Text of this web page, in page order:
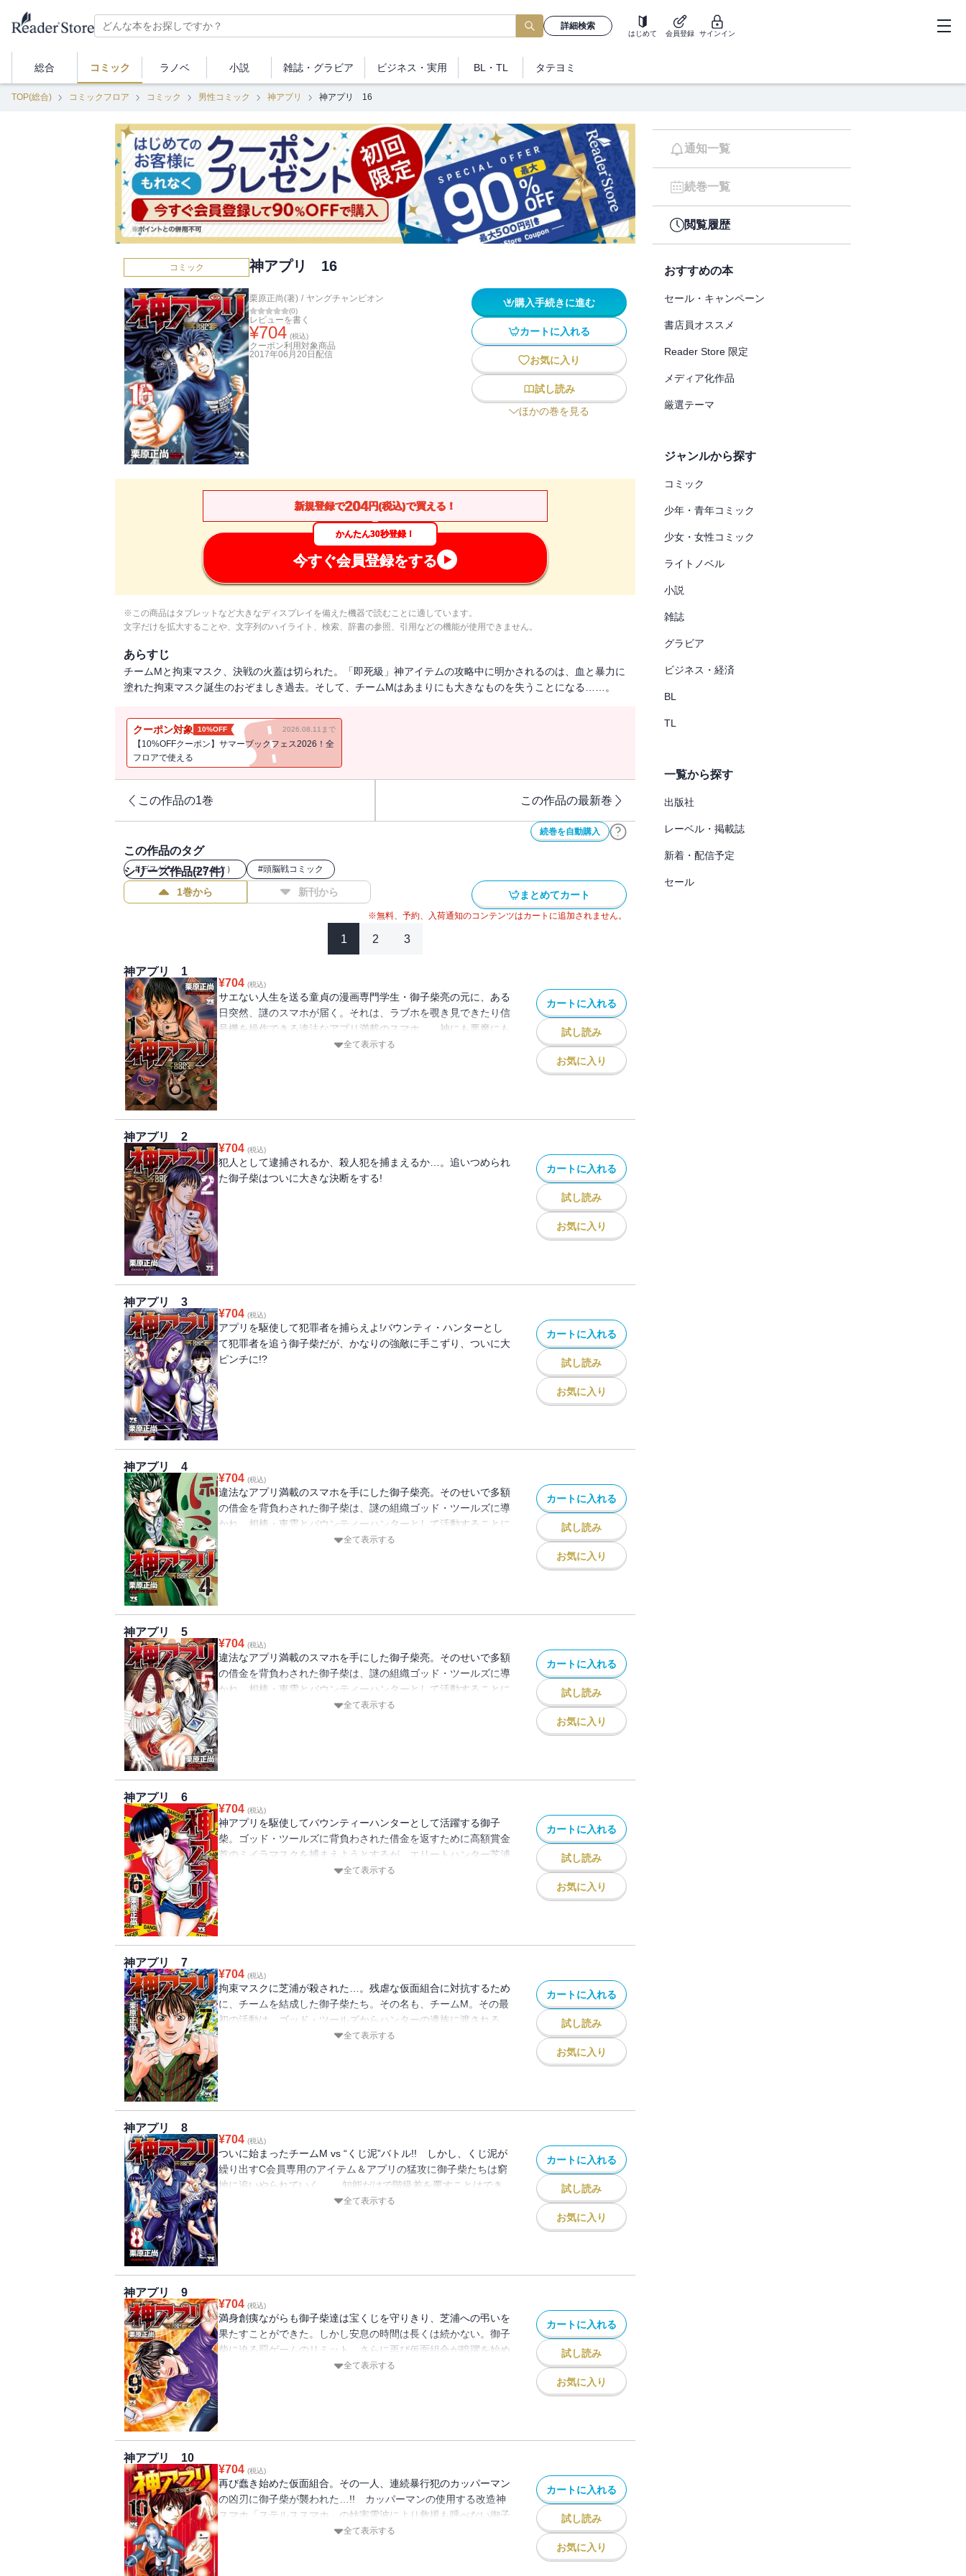
詳細検索
はじめて 会員登録 サインイン
総合 コミック ラノベ 小説 雑誌・ グラビア ビジネス ・実用 BL・TL タテヨミ
TOP(総合) コミックフロア コミック 男性コミック 神アプリ 神アプリ 16
コミック 神アプリ 16
栗原正尚(著) / ヤングチャンピオン
(0)
レビューを書く
¥704 (税込)
クーポン利用対象商品
2017年06月20日 配信
購入手続きに進む
カートに入れる
お気に入り
試し読み
ほかの巻を見る
新規登録で204円(税込)で買える！
かんたん30秒登録！
今すぐ会員登録をする
※この商品はタブレットなど大きなディスプレイを備えた機器で読むことに適しています。
文字だけを拡大することや、文字列のハイライト、検索、辞書の参照、引用などの機能が使用できません。
あらすじ
チームMと拘束マスク、決戦の火蓋は切られた。「即死級」神アイテムの攻略中に明かされるのは、血と暴力に
塗れた拘束マスク誕生のおぞましき過去。そして、チームMはあまりにも大きなものを失うことになる……。
クーポン対象 10%OFF 2026.08.11まで
【10%OFFクーポン】サマーブックフェス2026！全
フロアで使える
この作品の1巻 この作品の最新巻
続巻を自動購入
この作品のタグ
#デスゲーム（コミック） #頭脳戦コミック
シリーズ作品(27件)
1巻から 新刊から まとめてカート
※無料、予約、入荷通知のコンテンツはカートに追加されません。
1 2 3
神アプリ 1
¥704 (税込)
サエない人生を送る童貞の漫画専門学生・御子柴亮の元に、ある
日突然、謎のスマホが届く。それは、ラブホを覗き見できたり信
号機を操作できる違法なアプリ満載のスマホ…。神にも悪魔にも
なれるスマホを手にした御子柴の行動は!?
全て表示する
カートに入れる
試し読み
お気に入り
神アプリ 2
¥704 (税込)
犯人として逮捕されるか、殺人犯を捕まえるか…。追いつめられ
た御子柴はついに大きな決断をする!
カートに入れる
試し読み
お気に入り
神アプリ 3
¥704 (税込)
アプリを駆使して犯罪者を捕らえよ!バウンティ・ハンターとし
て犯罪者を追う御子柴だが、かなりの強敵に手こずり、ついに大
ピンチに!?
カートに入れる
試し読み
お気に入り
神アプリ 4
¥704 (税込)
違法なアプリ満載のスマホを手にした御子柴亮。そのせいで多額
の借金を背負わされた御子柴は、謎の組織ゴッド・ツールズに導
かれ、相棒・東雲とバウンティーハンターとして活動することに
なる。連続暴行犯の福文字仮面との壮絶な騙し合い!! 御子柴達
全て表示する
カートに入れる
試し読み
お気に入り
神アプリ 5
¥704 (税込)
違法なアプリ満載のスマホを手にした御子柴亮。そのせいで多額
の借金を背負わされた御子柴は、謎の組織ゴッド・ツールズに導
かれ、相棒・東雲とバウンティーハンターとして活動することに
なる。ターゲットは、仮面組合と呼ばれる犯罪者集団。しかも奴
全て表示する
カートに入れる
試し読み
お気に入り
神アプリ 6
¥704 (税込)
神アプリを駆使してバウンティーハンターとして活躍する御子
柴。ゴッド・ツールズに背負わされた借金を返すために高額賞金
首のミイラマスクを捕まえようとするが、エリートハンター芝浦
に先を越され…!? 驚愕の違法アプリ、緻密な心理戦、そして衝
全て表示する
カートに入れる
試し読み
お気に入り
神アプリ 7
¥704 (税込)
拘束マスクに芝浦が殺された…。残虐な仮面組合に対抗するため
に、チームを結成した御子柴たち。その名も、チームM。その最
初の活動は、ゴッド・ツールズからハンターの遺族に渡される、
あるモノを守る事だったのだが…!?
全て表示する
カートに入れる
試し読み
お気に入り
神アプリ 8
¥704 (税込)
ついに始まったチームM vs “くじ泥”バトル!! しかし、くじ泥が
繰り出すC会員専用のアイテム＆アプリの猛攻に御子柴たちは窮
地に追いやられていく…。 知能だけで階級差を覆すことはでき
るのか…!? そして宝くじの行方は…!?
全て表示する
カートに入れる
試し読み
お気に入り
神アプリ 9
¥704 (税込)
満身創痍ながらも御子柴達は宝くじを守りきり、芝浦への弔いを
果たすことができた。しかし安息の時間は長くは続かない。御子
柴に迫る罰ゲームのリミット。さらに再び仮面組合が暗躍を始め
る!! チームMのメンバーに忍びよる暗い影。その一つはなん
全て表示する
カートに入れる
試し読み
お気に入り
神アプリ 10
¥704 (税込)
再び蠢き始めた仮面組合。その一人、連続暴行犯のカッパーマン
の凶刃に御子柴が襲われた…!! カッパーマンの使用する改造神
スマホ「ステルススマホ」の妨害電波により救援も呼べない御子
柴は、新アイテム・GTF103、通称アポロンを駆使し、単身カッ
全て表示する
カートに入れる
試し読み
お気に入り
通知一覧
続巻一覧
閲覧履歴
おすすめの本
セール・キャンペーン
書店員オススメ
Reader Store 限定
メディア化作品
厳選テーマ
ジャンルから探す
コミック
少年・青年コミック
少女・女性コミック
ライトノベル
小説
雑誌
グラビア
ビジネス・経済
BL
TL
一覧から探す
出版社
レーベル・掲載誌
新着・配信予定
セール